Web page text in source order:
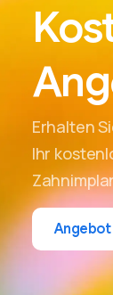
Erhalten
Ihr